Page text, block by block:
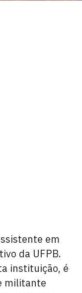
em
da UFPB.
instituição, é
militante